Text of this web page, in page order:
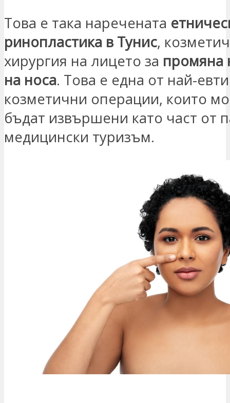
Това е така наречената
ринопластика в Тунис,
хирургия на лицето за промяна
на носа. Това е една от най-
козметични операции, които
бъдат извършени като част от
медицински туризъм.